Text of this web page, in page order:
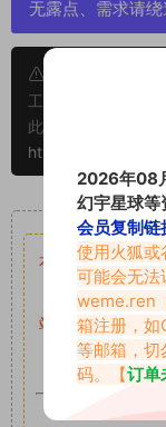
无露点、需求请
申明：本文资
工单处理。
此外本文章皆属于
https://
本站资源均来自
留言后
站内资源为网友
可,禁止用于
2026年08
幻宇星球等
会员复制链
使用火狐或
可能会无法
weme.ren
箱注册，如
等邮箱，切
码。【订单